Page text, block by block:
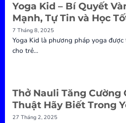
Yoga Kid – Bí Quyết
Mạnh, Tự Tin và Học
7 Tháng 8, 2025
Yoga Kid là phương pháp yoga
cho trẻ...
Thở Nauli Tăng Cường
Thuật Hãy Biết Trong
27 Tháng 2, 2025